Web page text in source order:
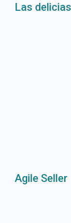
Las
Agile Seller